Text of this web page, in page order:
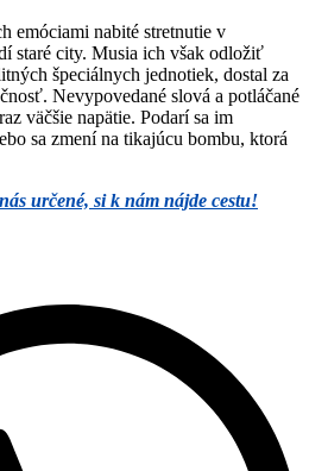
emóciami nabité stretnutie v
staré city. Musia ich však odložiť
špeciálnych jednotiek, dostal za
Nevypovedané slová a potláčané
väčšie napätie. Podarí sa im
sa zmení na tikajúcu bombu, ktorá
určené, si k nám nájde cestu!